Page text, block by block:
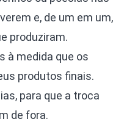
e, de um em um,
produziram.
à medida que os
produtos finais.
para que a troca
de fora.